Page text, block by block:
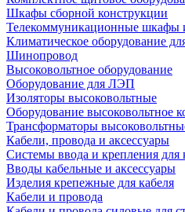
Шкафы сборной конструкции
Телекоммуникационные шкафы
Климатическое оборудование
Шинопровод
Высоковольтное оборудование
Оборудование для ЛЭП
Изоляторы высоковольтные
Оборудование высоковольтное
Трансформаторы
Кабели, провода и аксессуары
Системы ввода и крепления для
Вводы кабельные и аксессуары
Изделия крепежные для кабеля
Кабели и провода